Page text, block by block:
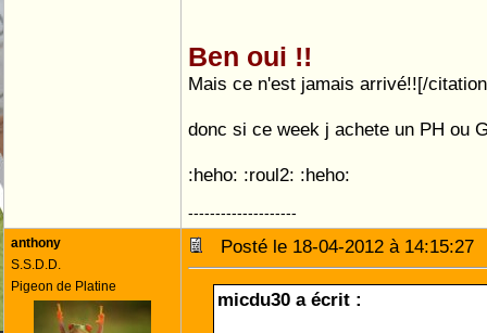
Ben oui !!
Mais ce n'est jamais arrivé!![/
donc si ce week j achete un PH ou
:heho: :roul2: :heho:
--------------------
anthony
S.S.D.D.
Pigeon de Platine
Posté le 18-04-2012 à
micdu30 a écrit :